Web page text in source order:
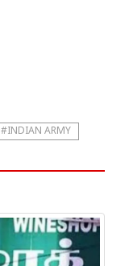
#INDIAN ARMY